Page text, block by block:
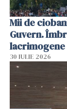
Mii de
Guvern.
lacrimogene
30 IULIE 2026